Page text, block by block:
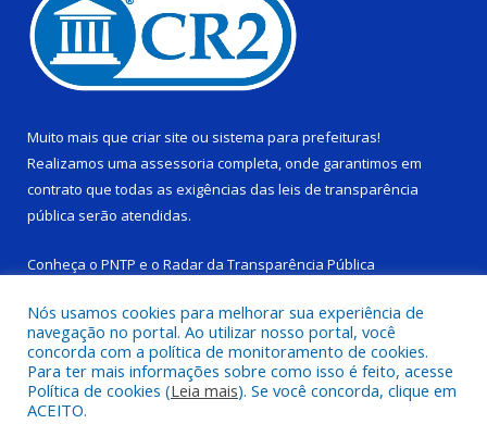
Muito mais que criar site ou sistema para prefeituras!
Realizamos uma assessoria completa, onde garantimos em
contrato que todas as exigências das leis de transparência
pública serão atendidas.
Conheça o PNTP e o Radar da Transparência Pública
Todos os direitos reservados a Câmara Municipal de Ponta de
Pedras.
Nós usamos cookies para melhorar sua experiência de
navegação no portal. Ao utilizar nosso portal, você
concorda com a política de monitoramento de cookies.
Para ter mais informações sobre como isso é feito, acesse
Política de cookies (Leia mais). Se você concorda, clique em
ACEITO.